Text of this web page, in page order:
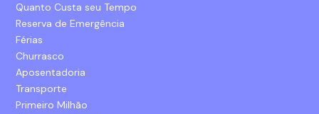
Quanto Custa seu Tempo
Reserva de Emergência
Férias
Churrasco
Aposentadoria
Transporte
Primeiro Milhão